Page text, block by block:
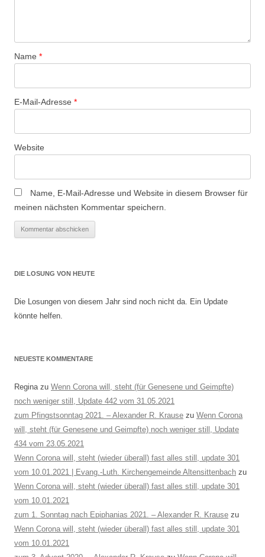
Name *
E-Mail-Adresse *
Website
Name, E-Mail-Adresse und Website in diesem Browser für
meinen nächsten Kommentar speichern.
DIE LOSUNG VON HEUTE
Die Losungen von diesem Jahr sind noch nicht da. Ein Update
könnte helfen.
NEUESTE KOMMENTARE
Reginazu Wenn Corona will, steht (für Genesene und Geimpfte)
noch weniger still, Update 442 vom 31.05.2021
zum Pfingstsonntag 2021. – Alexander R. Krause zu Wenn Corona
will, steht (für Genesene und Geimpfte) noch weniger still, Update
434 vom 23.05.2021
Wenn Corona will, steht (wieder überall) fast alles still, update 301
vom 10.01.2021 | Evang.-Luth. Kirchengemeinde Altensittenbach zu
Wenn Corona will, steht (wieder überall) fast alles still, update 301
vom 10.01.2021
zum 1. Sonntag nach Epiphanias 2021. – Alexander R. Krause zu
Wenn Corona will, steht (wieder überall) fast alles still, update 301
vom 10.01.2021